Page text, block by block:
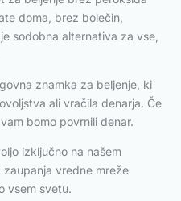
doma, brez bolečin,
sodobna alternativa za vse,
znamka za beljenje, ki
ali vračila denarja. Če
bomo povrnili denar.
izključno na našem
vredne mreže
vsem svetu.